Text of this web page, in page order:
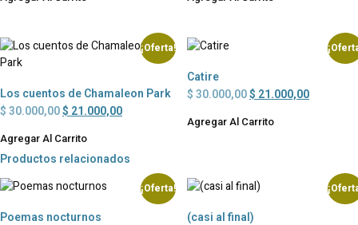
¡Oferta!
Los cuentos de Chamaleon Park
$ 30.000,00$ 21.000,00
Agregar Al Carrito
Catire
$ 30.000,00$ 21.000,00
Agregar Al Carrito
Productos relacionados
¡Oferta!
Poemas nocturnos
(casi al final)